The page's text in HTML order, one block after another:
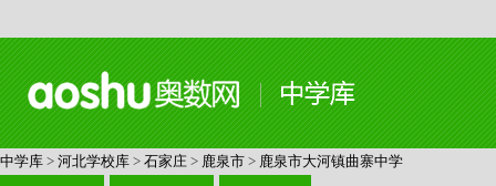
中学库 > 河北学校库 > 石家庄 > 鹿泉市 > 鹿泉市大河镇曲寨中学